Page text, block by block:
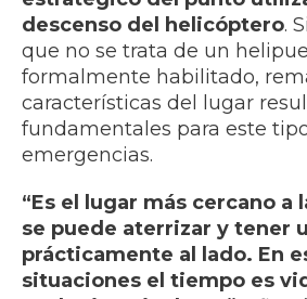
descenso del helicóptero.
que no se trata de un
formalmente habilitado,
características del lugar
fundamentales para este
emergencias.
“Es el lugar más cercano a
se puede aterrizar y tener
prácticamente al lado. En
situaciones el tiempo es